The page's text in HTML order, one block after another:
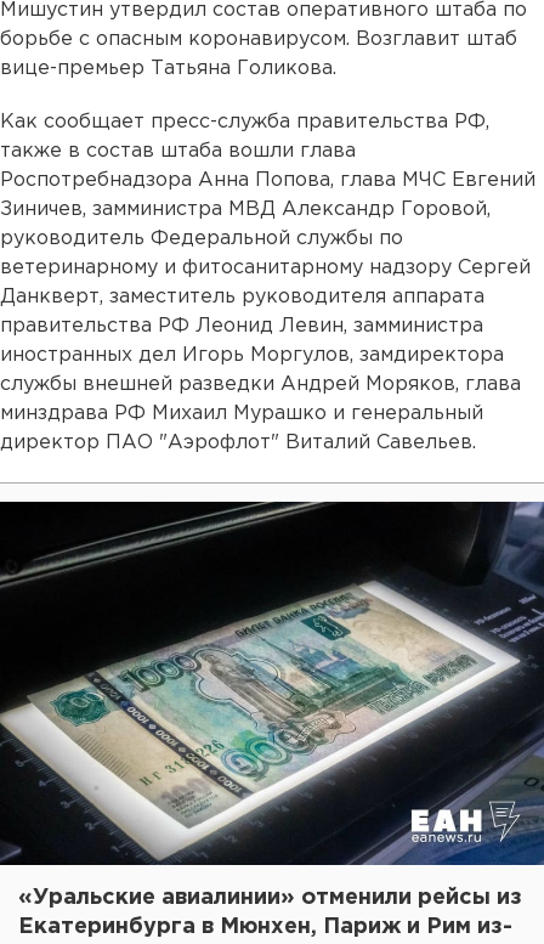
Мишустин утвердил состав оперативного штаба по
борьбе с опасным коронавирусом. Возглавит штаб
вице-премьер Татьяна Голикова.
Как сообщает пресс-служба правительства РФ,
также в состав штаба вошли глава
Роспотребнадзора Анна Попова, глава МЧС Евгений
Зиничев, замминистра МВД Александр Горовой,
руководитель Федеральной службы по
ветеринарному и фитосанитарному надзору Сергей
Данкверт, заместитель руководителя аппарата
правительства РФ Леонид Левин, замминистра
иностранных дел Игорь Моргулов, замдиректора
службы внешней разведки Андрей Моряков, глава
минздрава РФ Михаил Мурашко и генеральный
директор ПАО "Аэрофлот" Виталий Савельев.
«Уральские авиалинии» отменили рейсы из
Екатеринбурга в Мюнхен, Париж и Рим из-